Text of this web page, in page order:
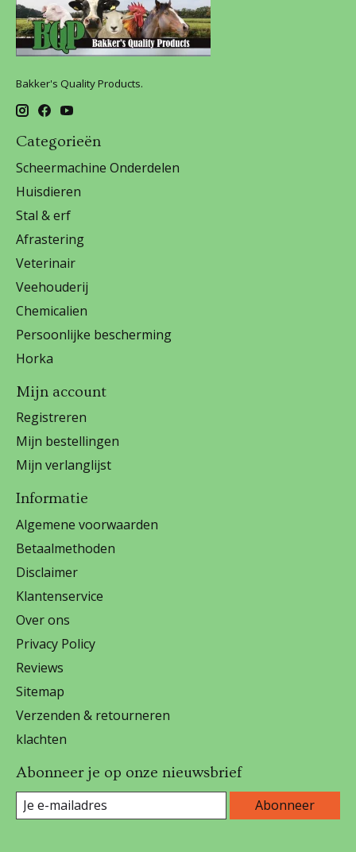
Bakker's Quality Products.
Categorieën
Scheermachine Onderdelen
Huisdieren
Stal & erf
Afrastering
Veterinair
Veehouderij
Chemicalien
Persoonlijke bescherming
Horka
Mijn account
Registreren
Mijn bestellingen
Mijn verlanglijst
Informatie
Algemene voorwaarden
Betaalmethoden
Disclaimer
Klantenservice
Over ons
Privacy Policy
Reviews
Sitemap
Verzenden & retourneren
klachten
Abonneer je op onze nieuwsbrief
Abonneer